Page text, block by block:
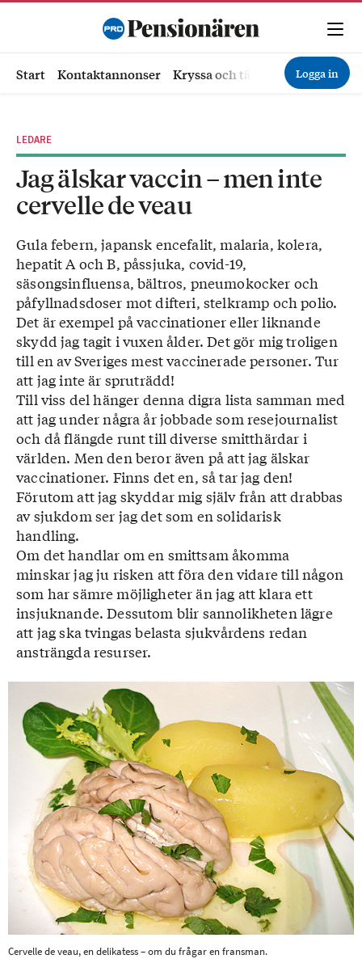
Start Kontaktannonser Kryssa och tävla Ekonomi
Logga in
LEDARE
Jag älskar vaccin – men inte
cervelle de veau
Gula febern, japansk encefalit, malaria, kolera,
hepatit A och B, påssjuka, covid-19,
säsongsinfluensa, bältros, pneumokocker och
påfyllnadsdoser mot difteri, stelkramp och polio.
Det är exempel på vaccinationer eller liknande
skydd jag tagit i vuxen ålder. Det gör mig troligen
till en av Sveriges mest vaccinerade personer. Tur
att jag inte är spruträdd!
Till viss del hänger denna digra lista samman med
att jag under några år jobbade som resejournalist
och då flängde runt till diverse smitthärdar i
världen. Men den beror även på att jag älskar
vaccinationer. Finns det en, så tar jag den!
Förutom att jag skyddar mig själv från att drabbas
av sjukdom ser jag det som en solidarisk
handling.
Om det handlar om en smittsam åkomma
minskar jag ju risken att föra den vidare till någon
som har sämre möjligheter än jag att klara ett
insjuknande. Dessutom blir sannolikheten lägre
att jag ska tvingas belasta sjukvårdens redan
ansträngda resurser.
Cervelle de veau, en delikatess – om du frågar en fransman.